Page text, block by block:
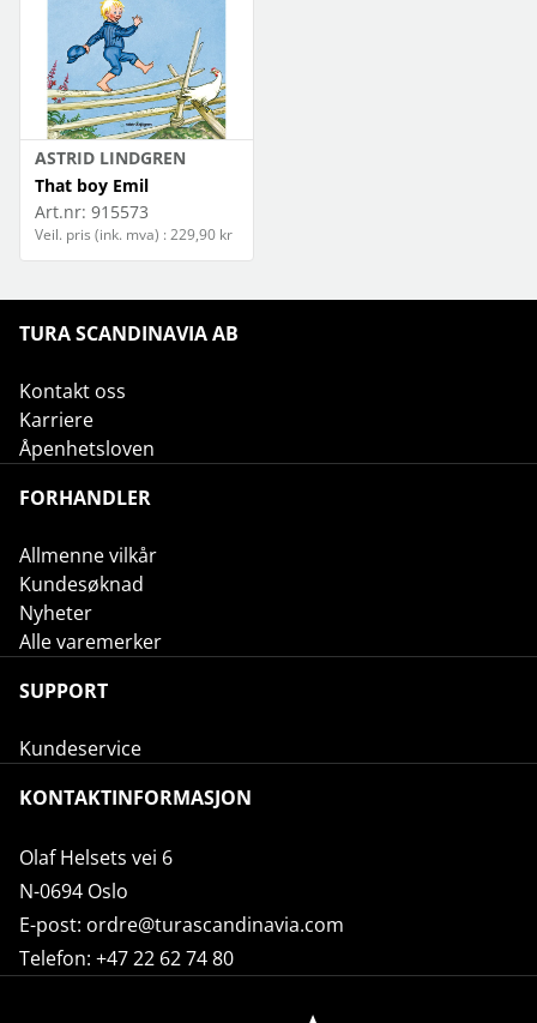
ASTRID LINDGREN
That boy Emil
Art.nr: 915573
Veil. pris (ink. mva) : 229,90 kr
TURA SCANDINAVIA AB
Kontakt oss
Karriere
Åpenhetsloven
FORHANDLER
Allmenne vilkår
Kundesøknad
Nyheter
Alle varemerker
SUPPORT
Kundeservice
KONTAKTINFORMASJON
Olaf Helsets vei 6
N-0694 Oslo
E-post: ordre@turascandinavia.com
Telefon: +47 22 62 74 80